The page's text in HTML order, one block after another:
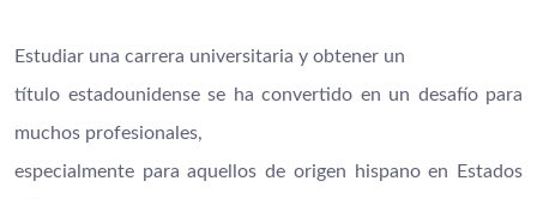
Estudiar una carrera universitaria y obtener un
título estadounidense se ha convertido en un desafío para
muchos profesionales,
especialmente para aquellos de origen hispano en Estados